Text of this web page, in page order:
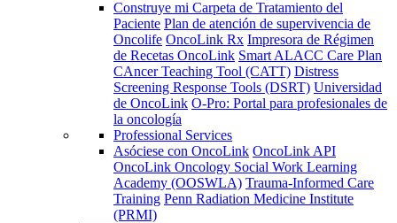
Construye mi Carpeta de Tratamiento del
Paciente Plan de atención de supervivencia de
Oncolife OncoLink Rx Impresora de Régimen
de Recetas OncoLink Smart ALACC Care Plan
CAncer Teaching Tool (CATT) Distress
Screening Response Tools (DSRT) Universidad
de OncoLink O-Pro: Portal para profesionales de
la oncología
Professional Services
Asóciese con OncoLink OncoLink API
OncoLink Oncology Social Work Learning
Academy (OOSWLA) Trauma-Informed Care
Training Penn Radiation Medicine Institute
(PRMI)